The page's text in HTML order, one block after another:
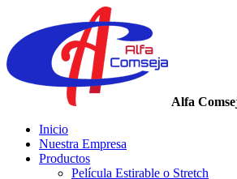
Alfa
Inicio
Nuestra Empresa
Productos
Película Estirable o Stretch